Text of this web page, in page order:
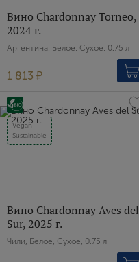
Вино Chardonnay Torneo,
2024 г.
Аргентина, Белое, Сухое, 0.75 л
1 813 ₽
Vegan
Sustainable
Вино Chardonnay Aves del
Sur, 2025 г.
Чили, Белое, Сухое, 0.75 л